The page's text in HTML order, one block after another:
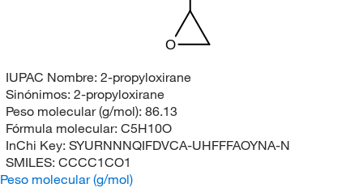
O
IUPAC Nombre: 2-propyloxirane
Sinónimos: 2-propyloxirane
Peso molecular (g/mol): 86.13
Fórmula molecular: C5H10O
InChi Key: SYURNNNQIFDVCA-UHFFFAOYNA-N
SMILES: CCCC1CO1
Peso molecular (g/mol)